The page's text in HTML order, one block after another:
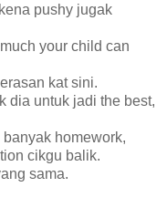
pushy jugak
your child can
kat sini.
dia untuk jadi the best,
homework,
cikgu balik.
sama.